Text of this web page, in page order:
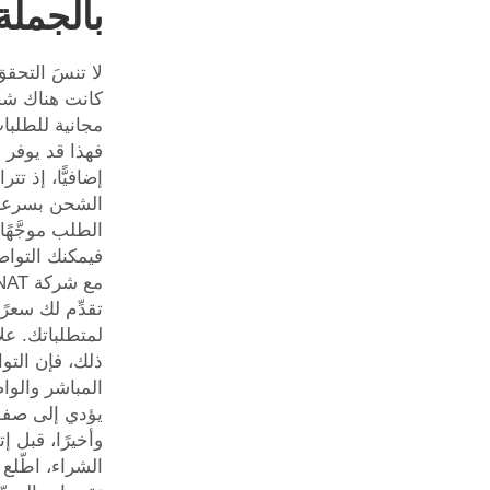
لا تنسَ
كانت هناك
مجانية
فهذا قد يوفر
إضافيًّا، إذ
الشحن
الطلب
فيمكنك
تقدِّم لك
لمتطلباتك.
ذلك، فإن
المباشر
يؤدي إلى
وأخيرًا، قبل
الشراء،